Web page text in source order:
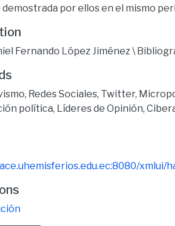
por ellos en el mismo
Fernando López Jiménez \
, Redes Sociales, Twitter,
política, Líderes de Opinión,
xmlui/